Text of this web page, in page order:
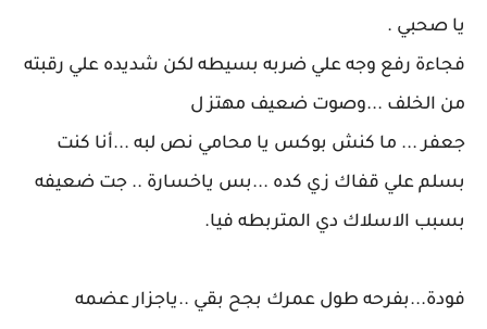
يا صحبي .
فجاءة رفع وجه علي ضربه بسيطه لكن شديده علي رقبته
من الخلف ...وصوت ضعيف مهتز ل
جعفر ... ما كنش بوكس يا محامي نص لبه ...أنا كنت
بسلم علي قفاك زي كده ...بس ياخسارة .. جت ضعيفه
بسبب الاسلاك دي المتربطه فيا.
فودة...بفرحه طول عمرك بجح بقي ..ياجزار عضمه